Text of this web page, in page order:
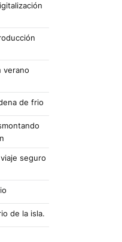
verano
de frio
seguro
de la isla.